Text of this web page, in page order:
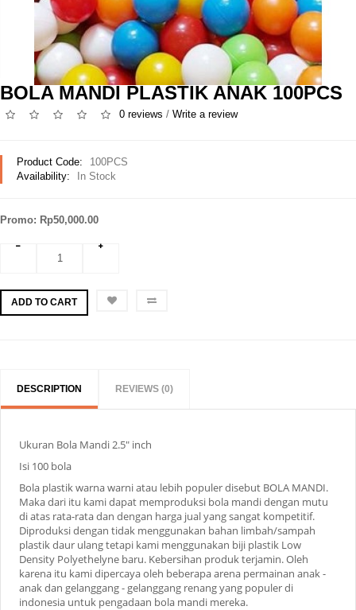
BOLA MANDI PLASTIK ANAK 100PCS
0 reviews / Write a review
Product Code:
100PCS
Availability:
In Stock
Promo: Rp50,000.00
ADD TO CART
DESCRIPTION REVIEWS (0)
Ukuran Bola Mandi 2.5" inch
Isi 100 bola
Bola plastik warna warni atau lebih populer disebut BOLA MANDI.
Maka dari itu kami dapat memproduksi bola mandi dengan mutu
di atas rata-rata dan dengan harga jual yang sangat kompetitif.
Diproduksi dengan tidak menggunakan bahan limbah/sampah
plastik daur ulang tetapi kami menggunakan biji plastik Low
Density Polyethelyne baru. Kebersihan produk terjamin. Oleh
karena itu kami dipercaya oleh beberapa arena permainan anak -
anak dan gelanggang - gelanggang renang yang populer di
indonesia untuk pengadaan bola mandi mereka.